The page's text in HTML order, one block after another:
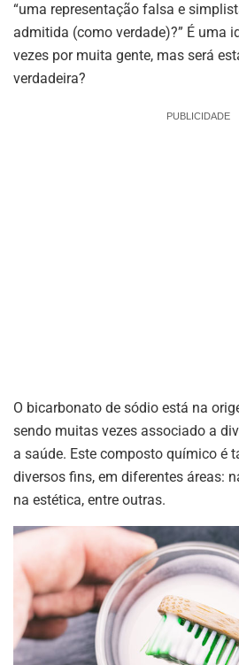
“uma representação falsa e
admitida (como verdade)?” É uma
vezes por muita gente, mas será
verdadeira?
PUBLICIDADE
O bicarbonato de sódio está na
sendo muitas vezes associado a
a saúde. Este composto químico é
diversos fins, em diferentes áreas:
na estética, entre outras.